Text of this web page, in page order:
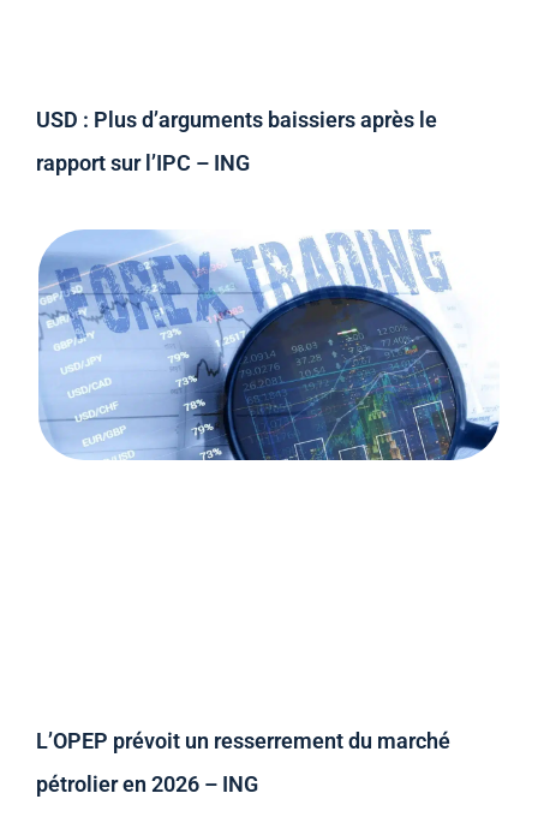
USD : Plus d’arguments baissiers après le
rapport sur l’IPC – ING
L’OPEP prévoit un resserrement du marché
pétrolier en 2026 – ING